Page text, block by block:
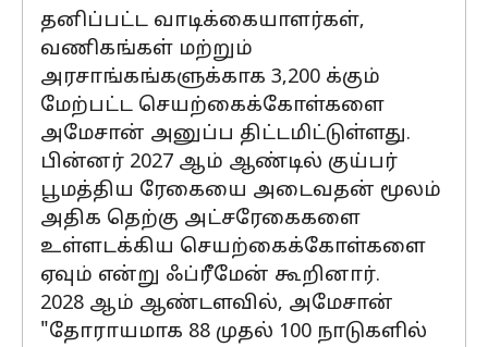
தனிப்பட்ட வாடிக்கையாளர்கள்,
வணிகங்கள் மற்றும்
அரசாங்கங்களுக்காக 3,200 க்கும்
மேற்பட்ட செயற்கைக்கோள்களை
அமேசான் அனுப்ப திட்டமிட்டுள்ளது.
பின்னர் 2027 ஆம் ஆண்டில் குய்பர்
பூமத்திய ரேகையை அடைவதன் மூலம்
அதிக தெற்கு அட்சரேகைகளை
உள்ளடக்கிய செயற்கைக்கோள்களை
ஏவும் என்று ஃப்ரீமேன் கூறினார்.
2028 ஆம் ஆண்டளவில், அமேசான்
"தோராயமாக 88 முதல் 100 நாடுகளில்